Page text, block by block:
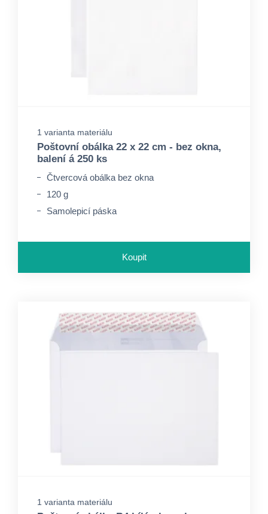
1 varianta materiálu
Poštovní obálka 22 x 22 cm - bez okna,
balení á 250 ks
Čtvercová obálka bez okna
120 g
Samolepicí páska
Koupit
1 varianta materiálu